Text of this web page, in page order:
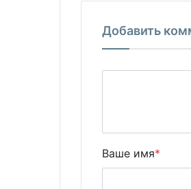
Добавить
Ваше имя*